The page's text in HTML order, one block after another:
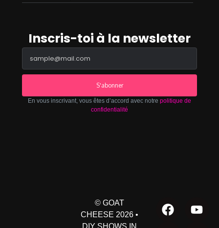
Inscris-toi à la newsletter
S'abonner
En vous inscrivant, vous êtes d’accord avec notre politique de
confidentialité
© GOAT
CHEESE 2026 •
DIY SHOWS IN